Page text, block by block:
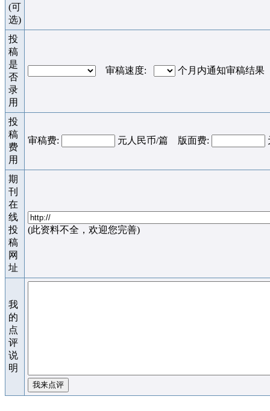
(可
选)
投
稿
是
否
录
用
审稿速度: 个月内通知审稿结果
投
稿
费
用
审稿费: 元人民币/篇 版面费:
期
刊
在
线
投
稿
网
址
(此资料不全，欢迎您完善)
我
的
点
评
说
明